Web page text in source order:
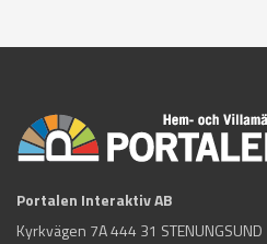
Portalen Interaktiv AB
Kyrkvägen 7A 444 31 STENUNGSUND